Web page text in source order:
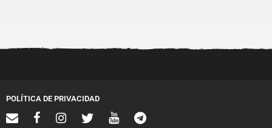
POLÍTICA DE PRIVACIDAD